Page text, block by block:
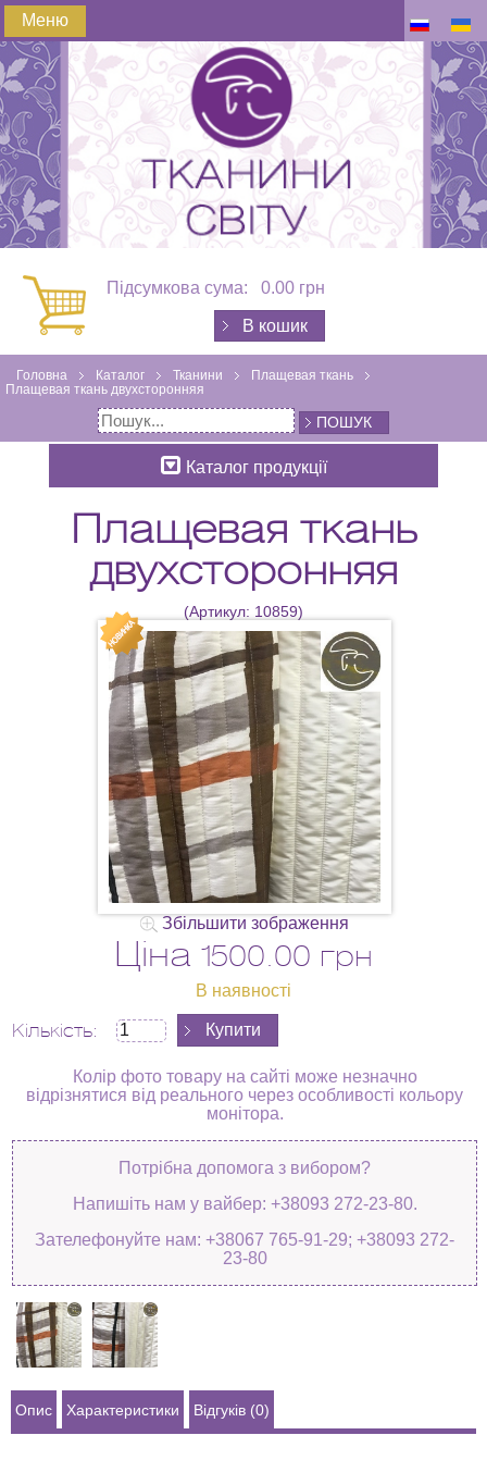
Меню
Підсумкова сума: 0.00 грн
В кошик
Головна Каталог Тканини
Плащевая ткань
Плащевая ткань двухсторонняя
ПОШУК
Каталог продукції
Плащевая ткань
двухсторонняя
(Артикул: 10859)
Збільшити зображення
Ціна 1500.00 грн
В наявності
Кількість:
Колір фото товару на сайті може незначно
відрізнятися від реального через особливості кольору
монітора.
Потрібна допомога з вибором?
Напишіть нам у вайбер: +38093 272-23-80.
Зателефонуйте нам: +38067 765-91-29; +38093 272-
23-80
Опис Характеристики Відгуків (0)